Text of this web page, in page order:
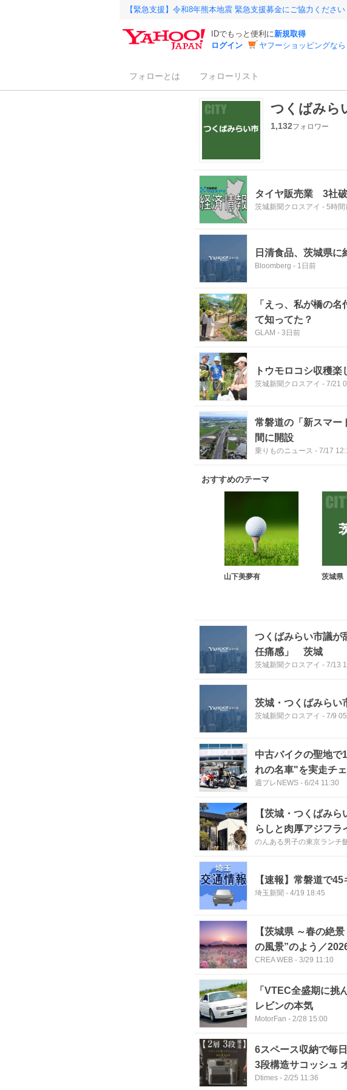
【緊急支援】令和8年熊本地震 緊急支援募金にご協力ください
IDでもっと便利に新規取得
ログイン
ヤフーショッピングな
フォローとは フォローリスト
つくばみら
1,132フォロワー
タイヤ販売業 3社
茨城新聞クロスアイ - 5時間
日清食品、茨城県
Bloomberg - 1日前
「えっ、私が橋の
て知ってた？
GLAM - 3日前
トウモロコシ収穫
茨城新聞クロスアイ - 7/21
常磐道の「新スマー
間に開設
乗りものニュース - 7/17
おすすめのテーマ
山下美夢有 茨城県
つくばみらい市議
任痛感」 茨城
茨城新聞クロスアイ - 7/13
茨城・つくばみら
茨城新聞クロスアイ - 7/9
中古バイクの聖地
れの名車"を実走チ
週プレNEWS - 6/24 11:30
【茨城・つくばみ
らしと肉厚アジフラ
のんある男子の東京ランチ
【速報】常磐道で
埼玉新聞 - 4/19 18:45
【茨城県 ～春の絶
の風景”のよう／
CREA WEB - 3/29 11:10
「VTEC全盛期に挑
レビンの本気
MotorFan - 2/28 15:00
6スペース収納で毎
3段構造サコッシュ
Dtimes - 2/25 11:36